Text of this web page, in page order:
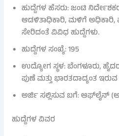
ಹುದ್ದೆಗಳ ಹೆಸರು: ಜಂಟಿ
ಆಡಳಿತಾಧಿಕಾರಿ, ಮಳಿಗೆ ಅಧಿಕಾರಿ,
ಸೇರಿದಂತೆ ವಿವಿಧ ಹುದ್ದೆಗಳು.
ಹುದ್ದೆಗಳ ಸಂಖ್ಯೆ: 195
ಉದ್ಯೋಗ ಸ್ಥಳ: ಬೆಂಗಳೂರು,
ಪುಣೆ ಮತ್ತು ಭಾರತದಾದ್ಯಂತ
ಅರ್ಜಿ ಸಲ್ಲಿಸುವ ಬಗೆ: ಆಫ್‌ಲೈನ್
ಹುದ್ದೆಗಳ ವಿವರ